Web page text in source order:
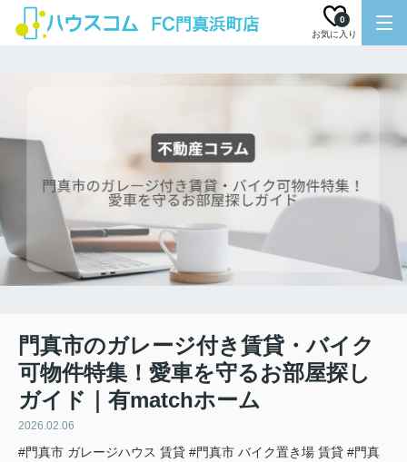
お気に入り
0
門真市のガレージ付き賃貸・バイク
可物件特集！愛車を守るお部屋探し
ガイド｜有matchホーム
2026.02.06
#門真市 ガレージハウス 賃貸 #門真市 バイク置き場 賃貸 #門真